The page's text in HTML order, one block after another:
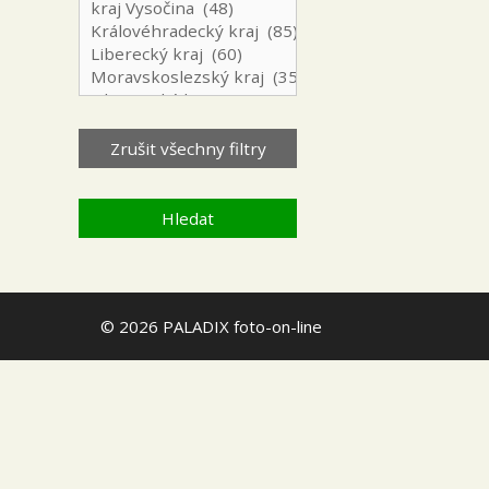
© 2026 PALADIX foto-on-line